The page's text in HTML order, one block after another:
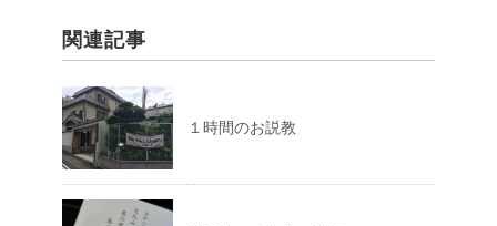
関連記事
１時間のお説教